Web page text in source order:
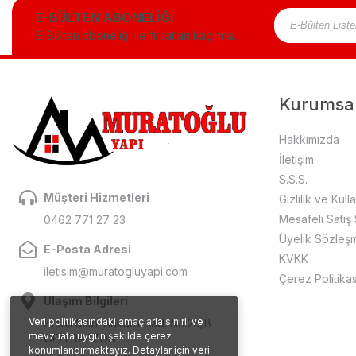
Veri politikasındaki amaçlarla sınırlı ve
mevzuata uygun şekilde çerez
konumlandırmaktayız. Detaylar için veri
E-BÜLTEN ABONELİĞİ
E-Bülten aboneliği ile fırsatları kaçırma...
Müşteri Hizmetleri
0462 771 27 23
E-Posta Adresi
iletisim@muratogluyapi.com
Ulaşım Bilgileri
İrfanlı Mah. Ankara Cad. No:25/B
OF/TRABZON
Hakkımızda
İletişim
S.S.S.
Gizlilik ve
Mesafeli
Üyelik
KVKK
Çerez